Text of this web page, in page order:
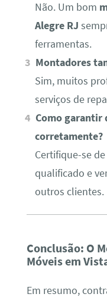
Não. Um bom
Alegre RJ
ferramentas.
Montadores
Sim, muitos
serviços de
Como garantir
corretamente?
Certifique-se
qualificado e
outros clientes.
Conclusão: O
Móveis em
Em resumo,